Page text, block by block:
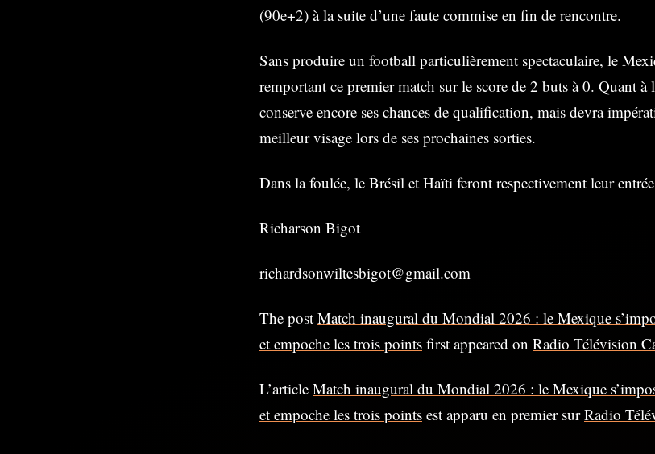
(90e+2) à la suite d’une faute commise en fin de rencontre.
Sans produire un football particulièrement spectaculaire, le
remportant ce premier match sur le score de 2 buts à 0. Quant
conserve encore ses chances de qualification, mais devra
meilleur visage lors de ses prochaines sorties.
Dans la foulée, le Brésil et Haïti feront respectivement leur
Richarson Bigot
richardsonwiltesbigot@gmail.com
The post Match inaugural du Mondial 2026 : le Mexique
et empoche les trois points first appeared on Radio Télévision
L’article Match inaugural du Mondial 2026 : le Mexique
et empoche les trois points est apparu en premier surRadio